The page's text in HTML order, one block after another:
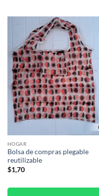
HOGAR
Bolsa de compras plegable
reutilizable
$1,70